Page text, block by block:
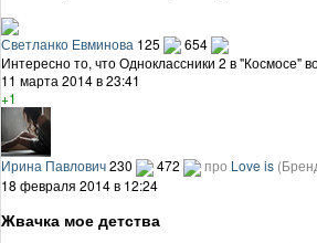
Светланко Евминова 125
654
Интересно то, что Одноклассники 2 в "Космосе"
11 марта 2014 в 23:41
+1
Ирина Павлович230 472 про Love is
18 февраля 2014 в 12:24
Жвачка мое детства